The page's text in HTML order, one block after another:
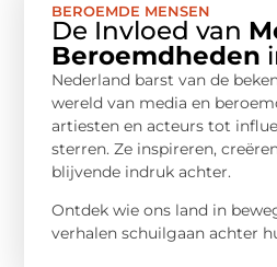
BEROEMDE MENSEN
De Invloed van
Beroemdheden
Nederland barst van de
wereld van media en
artiesten en acteurs tot
sterren. Ze inspireren,
blijvende indruk achter.
Ontdek wie ons land in
verhalen schuilgaan achter